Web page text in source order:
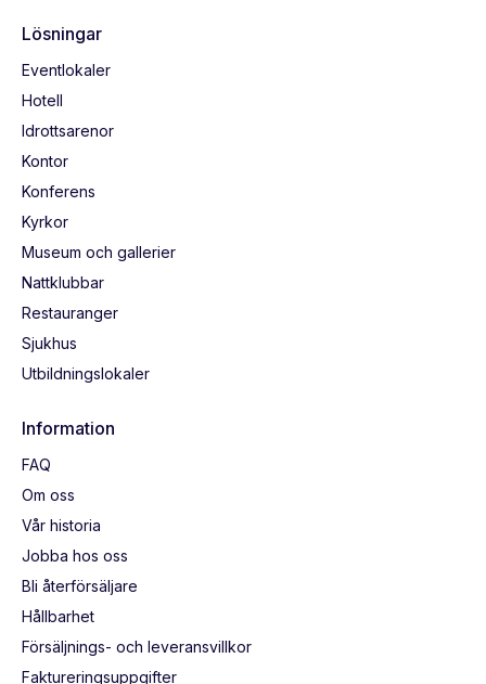
Lösningar
Eventlokaler
Hotell
Idrottsarenor
Kontor
Konferens
Kyrkor
Museum och gallerier
Nattklubbar
Restauranger
Sjukhus
Utbildningslokaler
Information
FAQ
Om oss
Vår historia
Jobba hos oss
Bli återförsäljare
Hållbarhet
Försäljnings- och leveransvillkor
Faktureringsuppgifter